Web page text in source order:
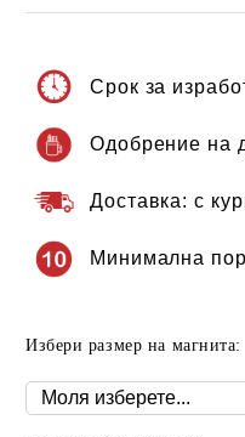
Срок за
Одобрение на
Доставка: с
Минимална
Избери размер на магнита: